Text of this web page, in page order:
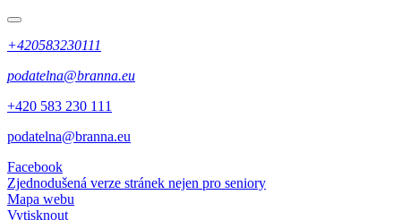
+420583230111
podatelna@branna.eu
+420 583 230 111
podatelna@branna.eu
Facebook
Zjednodušená verze stránek nejen pro seniory
Mapa webu
Vytisknout